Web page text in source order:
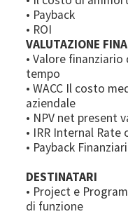
• Payback
• ROI
VALUTAZIONE
• Valore
tempo
• WACC Il costo
aziendale
• NPV net present
• IRR Internal Rate
• Payback
DESTINATARI
• Project e
di funzione